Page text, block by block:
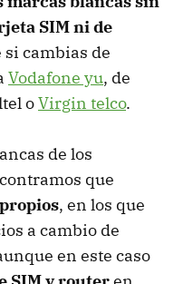
SIM ni de
si cambias de
Vodafone yu, de
oVirgin telco.
de los
que
, en los que
a cambio de
en este caso